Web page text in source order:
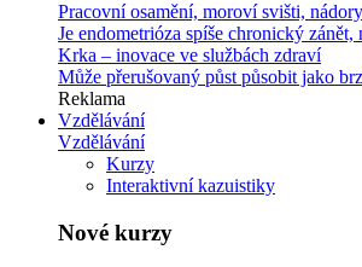
Pracovní osamění, moroví svišti,
Je endometrióza spíše chronický
Krka –⁠ inovace ve službách zdraví
Může přerušovaný půst působit jako
Reklama
Vzdělávání
Vzdělávání
Kurzy
Interaktivní kazuistiky
Nové kurzy